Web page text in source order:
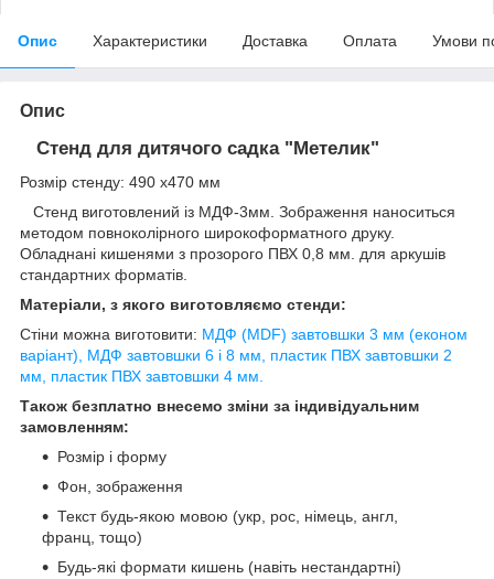
Опис Характеристики Доставка Оплата Умови
Опис
Стенд для дитячого садка "Метелик"
Розмір стенду: 490 х470 мм
Стенд виготовлений із МДФ-3мм. Зображення наноситься
методом повноколірного широкоформатного друку.
Обладнані кишенями з прозорого ПВХ 0,8 мм. для аркушів
стандартних форматів.
Матеріали, з якого виготовляємо стенди:
Стіни можна виготовити: МДФ (MDF) завтовшки 3 мм (економ
варіант), МДФ завтовшки 6 і 8 мм, пластик ПВХ завтовшки 2
мм, пластик ПВХ завтовшки 4 мм.
Також безплатно внесемо зміни за індивідуальним
замовленням:
Розмір і форму
Фон, зображення
Текст будь-якою мовою (укр, рос, німець, англ,
франц, тощо)
Будь-які формати кишень (навіть нестандартні)